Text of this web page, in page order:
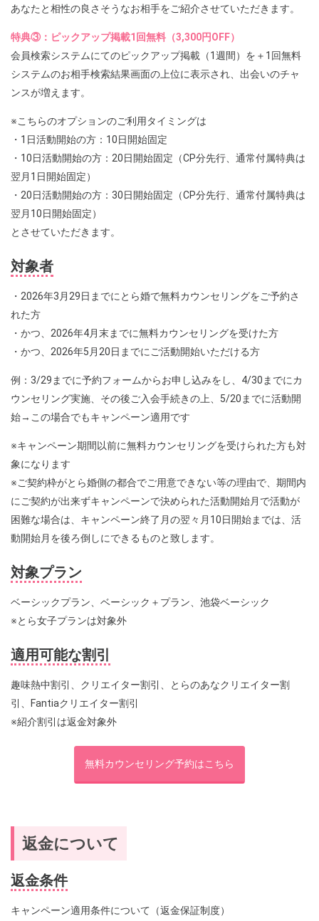
あなたと相性の良さそうなお相手をご紹介させていただきます。
特典③：ピックアップ掲載1回無料（3,300円OFF）
会員検索システムにてのピックアップ掲載（1週間）を＋1回無料
システムのお相手検索結果画面の上位に表示され、出会いのチャ
ンスが増えます。
※こちらのオプションのご利用タイミングは
・1日活動開始の方：10日開始固定
・10日活動開始の方：20日開始固定（CP分先行、通常付属特典は
翌月1日開始固定）
・20日活動開始の方：30日開始固定（CP分先行、通常付属特典は
翌月10日開始固定）
とさせていただきます。
対象者
・2026年3月29日までにとら婚で無料カウンセリングをご予約さ
れた方
・かつ、2026年4月末までに無料カウンセリングを受けた方
・かつ、2026年5月20日までにご活動開始いただける方
例：3/29までに予約フォームからお申し込みをし、4/30までにカ
ウンセリング実施、その後ご入会手続きの上、5/20までに活動開
始→この場合でもキャンペーン適用です
※キャンペーン期間以前に無料カウンセリングを受けられた方も対
象になります
※ご契約枠がとら婚側の都合でご用意できない等の理由で、期間内
にご契約が出来ずキャンペーンで決められた活動開始月で活動が
困難な場合は、キャンペーン終了月の翌々月10日開始までは、活
動開始月を後ろ倒しにできるものと致します。
対象プラン
ベーシックプラン、ベーシック＋プラン、池袋ベーシック
※とら女子プランは対象外
適用可能な割引
趣味熱中割引、クリエイター割引、とらのあなクリエイター割
引、Fantiaクリエイター割引
※紹介割引は返金対象外
無料カウンセリング予約はこちら
返金について
返金条件
キャンペーン適用条件について（返金保証制度）